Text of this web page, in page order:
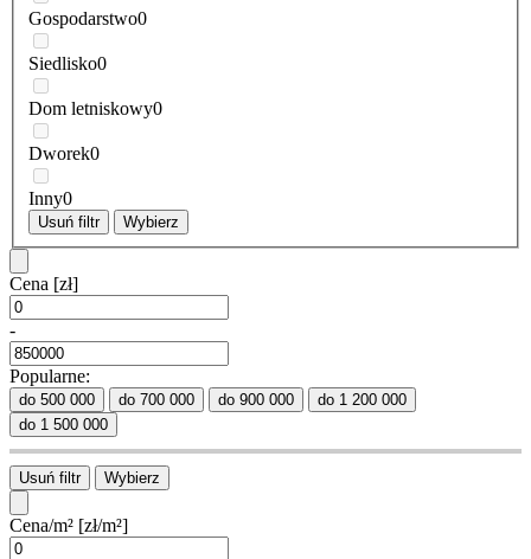
Gospodarstwo0
Siedlisko0
Dom letniskowy0
Dworek0
Inny0
Usuń filtr Wybierz
Cena [zł]
-
Popularne:
do 500 000 do 700 000 do 900 000
do 1 200 000
do 1 500 000
Usuń filtr Wybierz
Cena/m² [zł/m²]